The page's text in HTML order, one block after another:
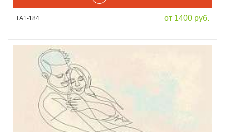
ТА1-184 от 1400 руб.